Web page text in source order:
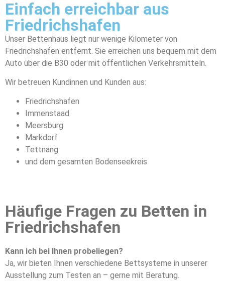
Einfach erreichbar aus
Friedrichshafen
Unser Bettenhaus liegt nur wenige Kilometer von
Friedrichshafen entfernt. Sie erreichen uns bequem mit dem
Auto über die B30 oder mit öffentlichen Verkehrsmitteln.
Wir betreuen Kundinnen und Kunden aus:
Friedrichshafen
Immenstaad
Meersburg
Markdorf
Tettnang
und dem gesamten Bodenseekreis
Häufige Fragen zu Betten in
Friedrichshafen
Kann ich bei Ihnen probeliegen?
Ja, wir bieten Ihnen verschiedene Bettsysteme in unserer
Ausstellung zum Testen an – gerne mit Beratung.